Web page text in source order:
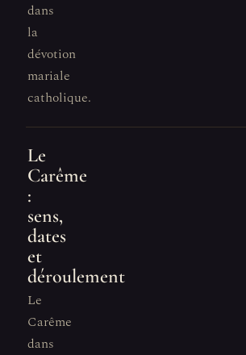
dans
la
dévotion
mariale
catholique.
Le
Carême
:
sens,
dates
et
déroulement
Le
Carême
dans